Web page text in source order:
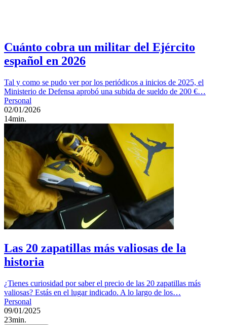
Cuánto cobra un militar del Ejército
español en 2026
Tal y como se pudo ver por los periódicos a inicios de 2025, el
Ministerio de Defensa aprobó una subida de sueldo de 200 €…
Personal
02/01/2026
14min.
Las 20 zapatillas más valiosas de la
historia
¿Tienes curiosidad por saber el precio de las 20 zapatillas más
valiosas? Estás en el lugar indicado. A lo largo de los…
Personal
09/01/2025
23min.